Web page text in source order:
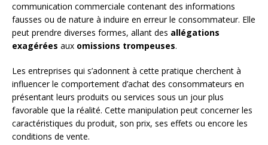
communication commerciale contenant des informations
fausses ou de nature à induire en erreur le consommateur. Elle
peut prendre diverses formes, allant des allégations
exagérées aux omissions trompeuses.
Les entreprises qui s’adonnent à cette pratique cherchent à
influencer le comportement d’achat des consommateurs en
présentant leurs produits ou services sous un jour plus
favorable que la réalité. Cette manipulation peut concerner les
caractéristiques du produit, son prix, ses effets ou encore les
conditions de vente.